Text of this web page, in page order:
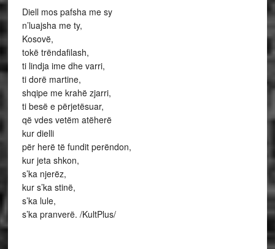
Diell mos pafsha me sy
n’luajsha me ty,
Kosovë,
tokë trëndafilash,
ti lindja ime dhe varri,
ti dorë martine,
shqipe me krahë zjarri,
ti besë e përjetësuar,
që vdes vetëm atëherë
kur dielli
për herë të fundit perëndon,
kur jeta shkon,
s’ka njerëz,
kur s’ka stinë,
s’ka lule,
s’ka pranverë. /KultPlus/